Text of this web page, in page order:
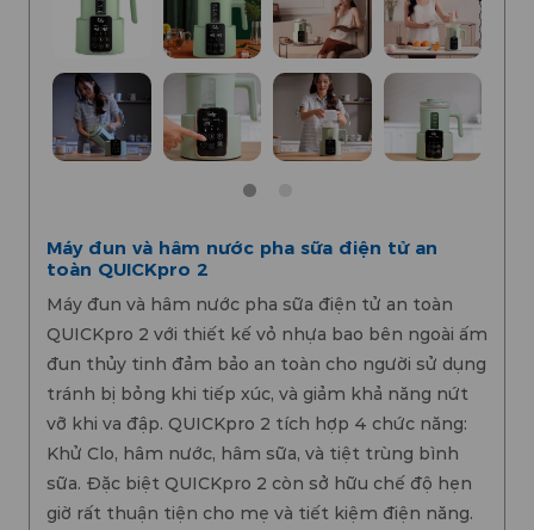
Máy đun và hâm nước pha sữa điện tử an
toàn QUICKpro 2
Máy đun và hâm nước pha sữa điện tử an toàn
QUICKpro 2 với thiết kế vỏ nhựa bao bên ngoài ấm
đun thủy tinh đảm bảo an toàn cho người sử dụng
tránh bị bỏng khi tiếp xúc, và giảm khả năng nứt
vỡ khi va đập. QUICKpro 2 tích hợp 4 chức năng:
Khử Clo, hâm nước, hâm sữa, và tiệt trùng bình
sữa. Đặc biệt QUICKpro 2 còn sở hữu chế độ hẹn
giờ rất thuận tiện cho mẹ và tiết kiệm điện năng.